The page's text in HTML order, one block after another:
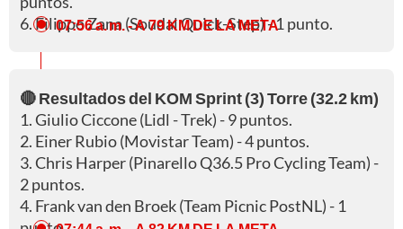
6. Filippo Zana (Soudal Quick-Step) - 1 punto.
07:56 a. m.- A 79 KM DE LA META
🔴 Resultados del KOM Sprint (3) Torre (32.2 km)
1. Giulio Ciccone (Lidl - Trek) - 9 puntos.
2. Einer Rubio (Movistar Team) - 4 puntos.
3. Chris Harper (Pinarello Q36.5 Pro Cycling Team) -
2 puntos.
4. Frank van den Broek (Team Picnic PostNL) - 1